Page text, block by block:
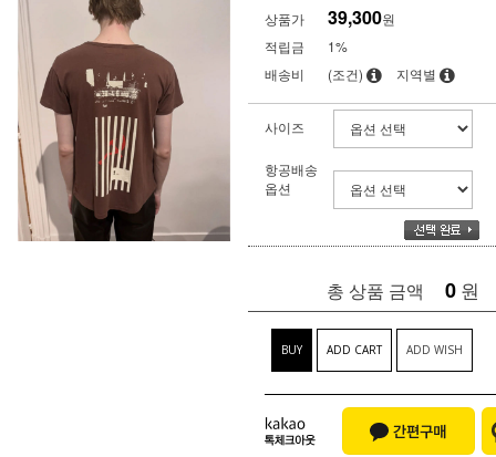
상품가
39,300원
적립금
1%
배송비
(조건) 지역별
사이즈
항공배송
옵션
총 상품 금액 0 원
BUY ADD CART ADD WISH